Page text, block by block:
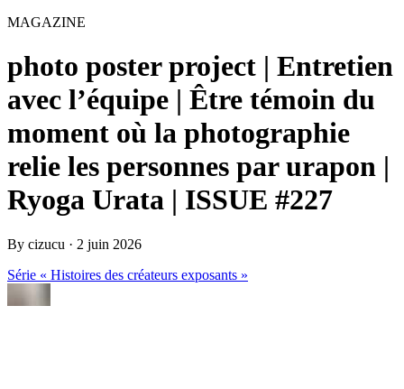
MAGAZINE
photo poster project | Entretien
avec l’équipe | Être témoin du
moment où la photographie
relie les personnes par urapon |
Ryoga Urata | ISSUE #227
By cizucu · 2 juin 2026
Série « Histoires des créateurs exposants »